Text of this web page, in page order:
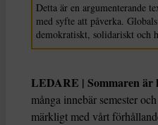
Detta är en argumenterande
med syfte att påverka.
demokratiskt, solidariskt och
LEDARE | Sommaren är
många innebär semester
märkligt med vårt